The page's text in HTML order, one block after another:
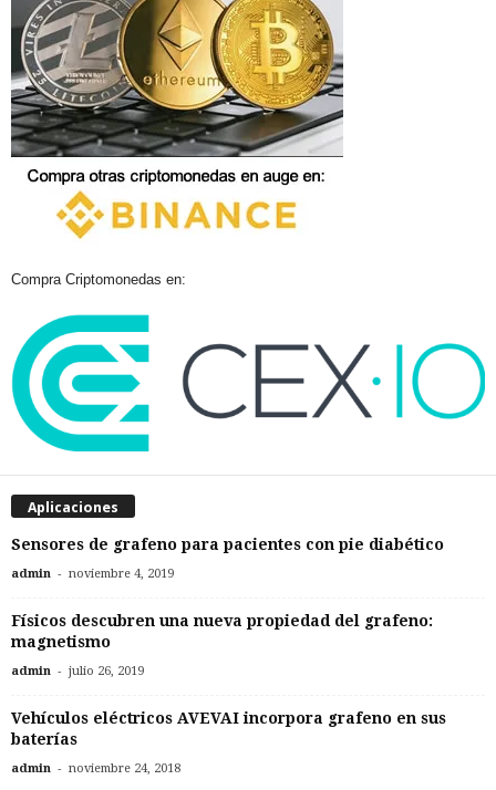
Compra Criptomonedas en:
Aplicaciones
Sensores de grafeno para pacientes con pie diabético
admin - noviembre 4, 2019
Físicos descubren una nueva propiedad del grafeno:
magnetismo
admin - julio 26, 2019
Vehículos eléctricos AVEVAI incorpora grafeno en sus
baterías
admin - noviembre 24, 2018